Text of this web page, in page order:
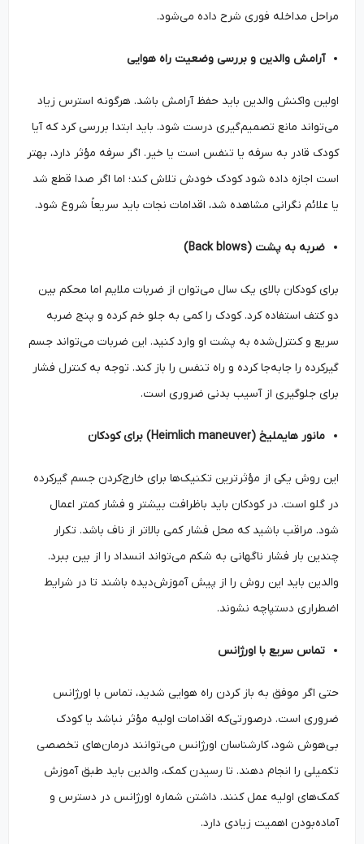
مراحل مداخله فوری شرح داده می‌شود.
آرامش والدین و بررسی وضعیت راه هوایی
اولین واکنش والدین باید حفظ آرامش باشد. هرگونه استرس زیاد
می‌تواند مانع تصمیم‌گیری درست شود. باید ابتدا بررسی کرد که آیا
کودک قادر به سرفه یا تنفس است یا خیر. اگر سرفه مؤثر دارد، بهتر
است اجازه داده شود کودک خودش تلاش کند؛ اما اگر صدا قطع شد
یا علائم نگرانی مشاهده شد، اقدامات نجات باید سریعاً شروع شود.
ضربه به پشت (Back blows)
برای کودکان بالای یک سال می‌توان از ضربات ملایم اما محکم بین
دو کتف استفاده کرد. کودک را کمی به جلو خم کرده و پنج ضربه
سریع و کنترل‌شده به پشت او وارد کنید. این ضربات می‌تواند جسم
گیرکرده را جابه‌جا کرده و راه تنفس را باز کند. توجه به کنترل فشار
برای جلوگیری از آسیب بدنی ضروری است.
مانور هایملیخ (Heimlich maneuver) برای کودکان
این روش یکی از مؤثرترین تکنیک‌ها برای خارج‌کردن جسم گیرکرده
در گلو است. در کودکان باید باظرافت بیشتر و فشار کمتر اعمال
شود. مراقب باشید که محل فشار کمی بالاتر از ناف باشد. تکرار
چندین بار فشار ناگهانی به شکم می‌تواند انسداد را از بین ببرد.
والدین باید این روش را از پیش آموزش‌دیده باشند تا در شرایط
اضطراری دستپاچه نشوند.
تماس سریع با اورژانس
حتی اگر موفق به باز کردن راه هوایی شدید، تماس با اورژانس
ضروری است. درصورتی‌که اقدامات اولیه مؤثر نباشد یا کودک
بی‌هوش شود، کارشناسان اورژانس می‌توانند درمان‌های تخصصی
تکمیلی را انجام دهند. تا رسیدن کمک، والدین باید طبق آموزش
کمک‌های اولیه عمل کنند. داشتن شماره اورژانس در دسترس و
آماده‌بودن اهمیت زیادی دارد.